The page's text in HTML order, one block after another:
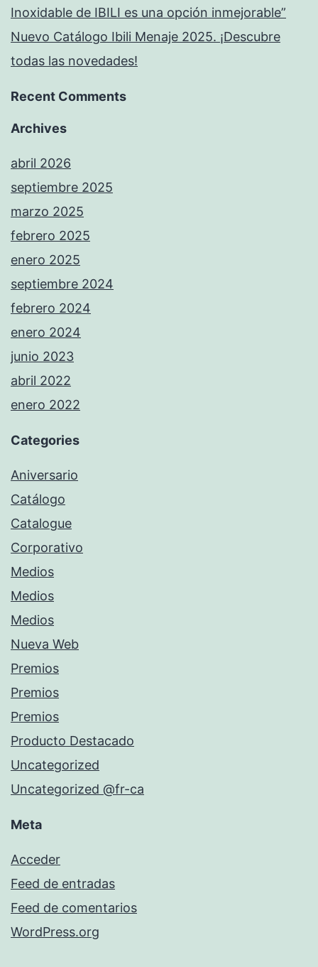
Inoxidable de IBILI es una opción inmejorable”
Nuevo Catálogo Ibili Menaje 2025. ¡Descubre
todas las novedades!
Recent Comments
Archives
abril 2026
septiembre 2025
marzo 2025
febrero 2025
enero 2025
septiembre 2024
febrero 2024
enero 2024
junio 2023
abril 2022
enero 2022
Categories
Aniversario
Catálogo
Catalogue
Corporativo
Medios
Medios
Medios
Nueva Web
Premios
Premios
Premios
Producto Destacado
Uncategorized
Uncategorized @fr-ca
Meta
Acceder
Feed de entradas
Feed de comentarios
WordPress.org